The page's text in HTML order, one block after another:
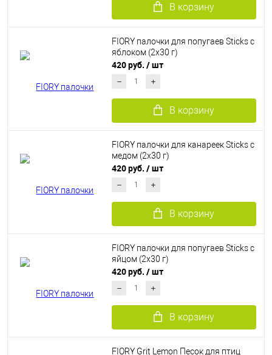
В корзину
FIORY палочки для попугаев Sticks с
яблоком (2х30 г)
420 руб. / шт
В корзину
FIORY палочки для канареек Sticks с
медом (2х30 г)
420 руб. / шт
В корзину
FIORY палочки для попугаев Sticks с
яйцом (2х30 г)
420 руб. / шт
В корзину
FIORY Grit Lemon Песок для птиц